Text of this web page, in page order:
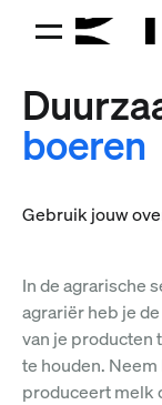
boeren
Gebruik jouw
In de agrarische
agrariër heb je
van je producten
te houden.
produceert melk